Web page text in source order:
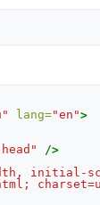
lang="en">
/>
initial-